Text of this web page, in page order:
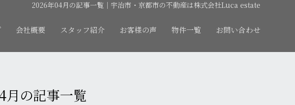
2026年04月の記事一覧｜宇治市・京都市の不動産は株式会社Luca estate
会社概要 スタッフ紹介 お客様の声 物件一覧 お問い合わせ
月の記事一覧